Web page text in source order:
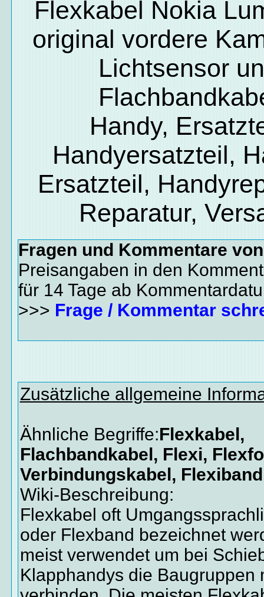
Flexkabel Nokia
original vordere
Lichtsensor
Handy,
Handyersatzteil,
Ersatzteil,
Reparatur,
Fragen und Kommentare
Preisangaben in den
für 14 Tage ab
>>> Frage / Kommentar
Zusätzliche allgemeine
Ähnliche Begriffe:Flexkabel,
Flachbandkabel, Flexi,
Verbindungskabel, Flexiband
Wiki-Beschreibung:
Flexkabel oft
oder Flexband bezeichnet
meist verwendet um bei
Klapphandys die Baugruppen